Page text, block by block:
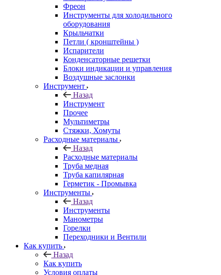
Фреон
Инструменты для холодильного
оборудования
Крыльчатки
Петли ( кронштейны )
Испарители
Конденсаторные решетки
Блоки индикации и управления
Воздушные заслонки
Инструмент
Назад
Инструмент
Прочее
Мультиметры
Стяжки, Хомуты
Расходные материалы
Назад
Расходные материалы
Труба медная
Труба капилярная
Герметик - Промывка
Инструменты
Назад
Инструменты
Манометры
Горелки
Переходники и Вентили
Как купить
Назад
Как купить
Условия оплаты